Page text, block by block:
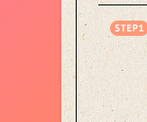
用して
6件制
成｜メ
率化
ので誰
る！